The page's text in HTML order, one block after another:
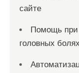
сайте
Помощь при
головных болях